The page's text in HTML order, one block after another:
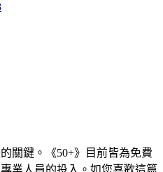
關鍵。《50+》目前皆為免費
業人員的投入。如您喜歡這篇